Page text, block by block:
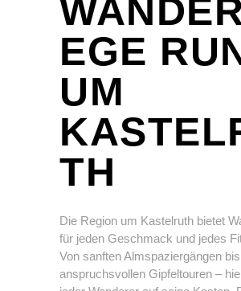
EGE
UM
TH
Die Region um Kastelruth bietet
für jeden Geschmack und jedes
Von sanften Almspaziergängen
anspruchsvollen Gipfeltouren –